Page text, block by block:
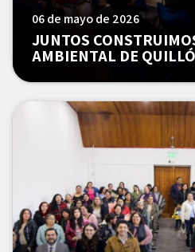
06 de mayo de 2026
JUNTOS
AMBIENTAL DE